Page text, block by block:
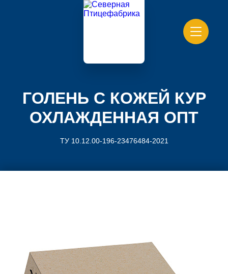
ГОЛЕНЬ С КОЖЕЙ КУР
ОХЛАЖДЕННАЯ ОПТ
ТУ 10.12.00-196-23476484-2021